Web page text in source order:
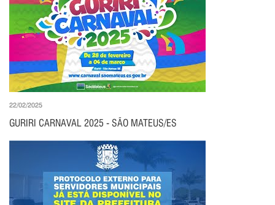
22/02/2025
GURIRI CARNAVAL 2025 - SÃO MATEUS/ES